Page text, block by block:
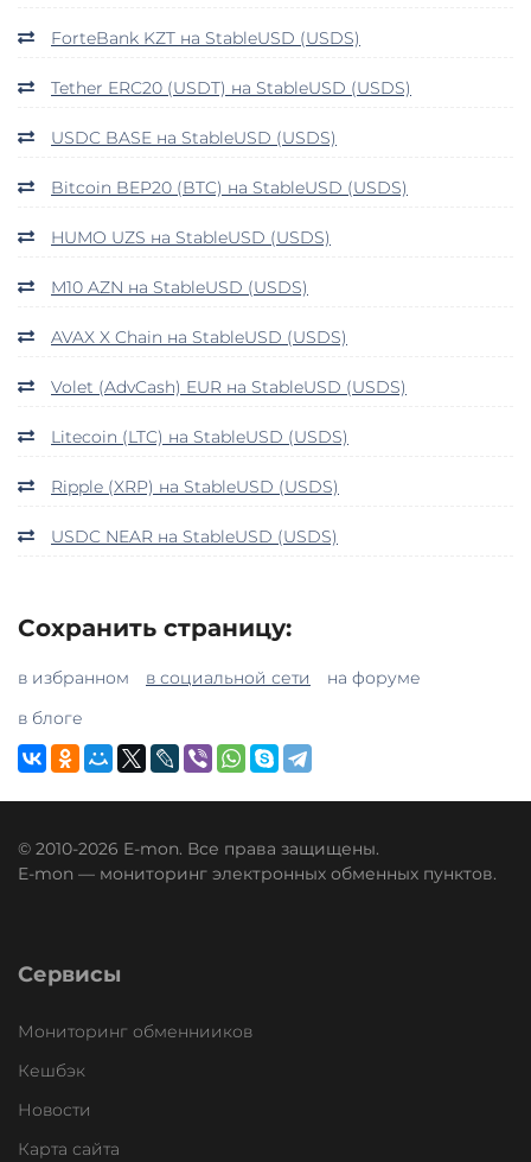
ForteBank KZT на StableUSD (USDS)
Tether ERC20 (USDT) на StableUSD (USDS)
USDC BASE на StableUSD (USDS)
Bitcoin BEP20 (BTC) на StableUSD (USDS)
HUMO UZS на StableUSD (USDS)
M10 AZN на StableUSD (USDS)
AVAX X Chain на StableUSD (USDS)
Volet (AdvCash) EUR на StableUSD (USDS)
Litecoin (LTC) на StableUSD (USDS)
Ripple (XRP) на StableUSD (USDS)
USDC NEAR на StableUSD (USDS)
Сохранить страницу:
в избранном в социальной сети
на форуме
в блоге
© 2010-2026 E-mon. Все права защищены.
E-mon — мониторинг электронных обменных пунктов.
Сервисы
Мониторинг обменнииков
Кешбэк
Новости
Карта сайта